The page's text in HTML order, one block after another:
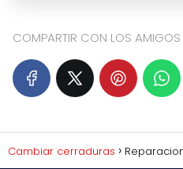
COMPARTIR CON LOS AMIGOS
Cambiar cerraduras